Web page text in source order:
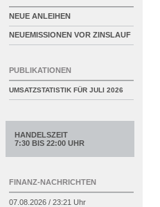
NEUE ANLEIHEN
NEUEMISSIONEN VOR ZINSLAUF
PUBLIKATIONEN
UMSATZSTATISTIK FÜR JULI 2026
HANDELSZEIT
7:30 BIS 22:00 UHR
FINANZ-NACHRICHTEN
07.08.2026 / 23:21 Uhr